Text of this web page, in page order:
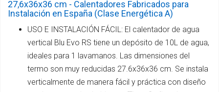
27,6x36x36 cm - Calentadores Fabricados para
Instalación en España (Clase Energética A)
USO E INSTALACIÓN FÁCIL: El calentador de agua
vertical Blu Evo RS tiene un depósito de 10L de agua,
ideales para 1 lavamanos. Las dimensiones del
termo son muy reducidas 27.6x36x36 cm. Se instala
verticalmente de manera fácil y práctica con diseño